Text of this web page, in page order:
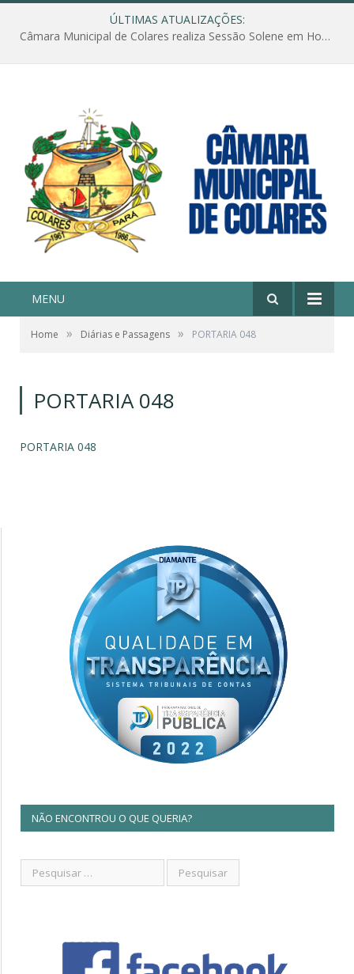
ÚLTIMAS ATUALIZAÇÕES:
Câmara Municipal de Colares realiza Sessão Solene em Homenagem ao Dia das Mães
MENU
Home » Diárias e Passagens » PORTARIA 048
PORTARIA 048
PORTARIA 048
NÃO ENCONTROU O QUE QUERIA?